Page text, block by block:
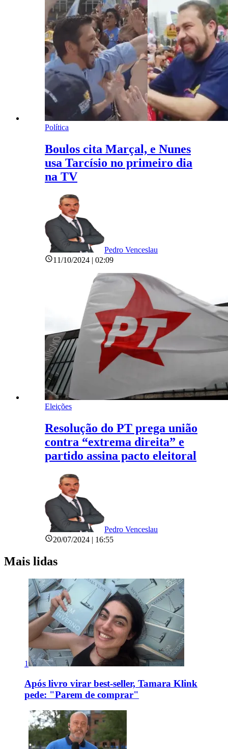
Política
Boulos cita Marçal, e Nunes
usa Tarcísio no primeiro dia
na TV
Pedro Venceslau
11/10/2024 | 02:09
Eleições
Resolução do PT prega união
contra “extrema direita” e
partido assina pacto eleitoral
Pedro Venceslau
20/07/2024 | 16:55
Mais lidas
1
Após livro virar best-seller, Tamara Klink
pede: "Parem de comprar"